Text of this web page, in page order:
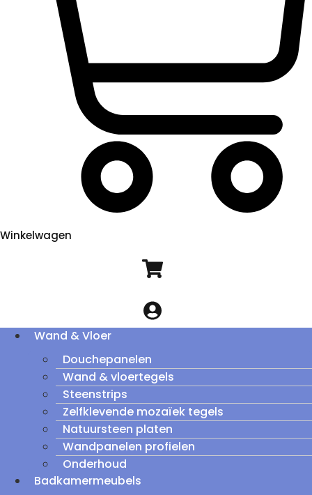
Winkelwagen
Wand & Vloer
Douchepanelen
Wand & vloertegels
Steenstrips
Zelfklevende mozaïek tegels
Natuursteen platen
Wandpanelen profielen
Onderhoud
Badkamermeubels